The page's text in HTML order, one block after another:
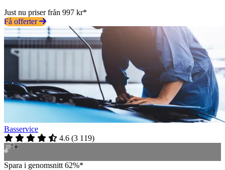
Just nu priser från 997 kr*
Få offerter
Basservice
4.6 (3 119)
Spara i genomsnitt 62%*